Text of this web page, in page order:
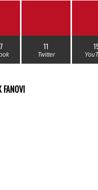
11
Twitter
FANOVI